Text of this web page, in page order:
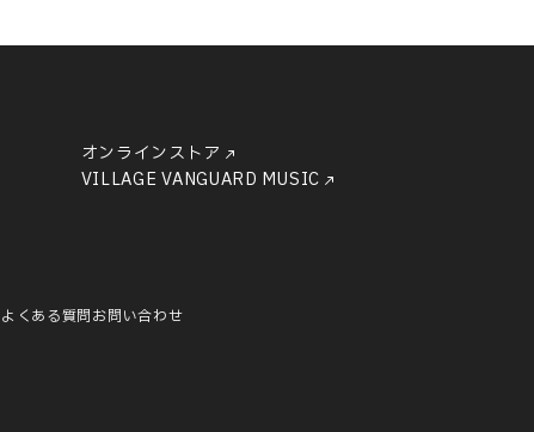
オンラインストア
VILLAGE VANGUARD MUSIC
よくある質問お問い合わせ